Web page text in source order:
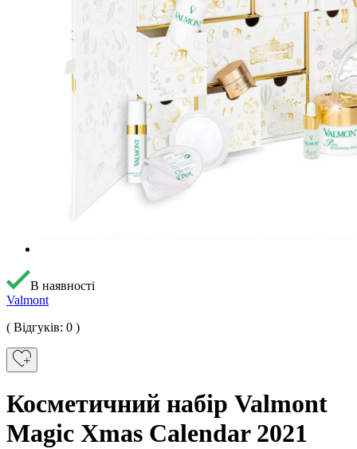
В наявності
Valmont
( Відгуків: 0 )
Косметичний набір Valmont
Magic Xmas Calendar 2021